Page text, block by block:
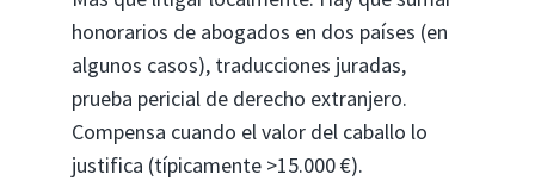
honorarios de abogados en dos países (en
algunos casos), traducciones juradas,
prueba pericial de derecho extranjero.
Compensa cuando el valor del caballo lo
justifica (típicamente >15.000 €).